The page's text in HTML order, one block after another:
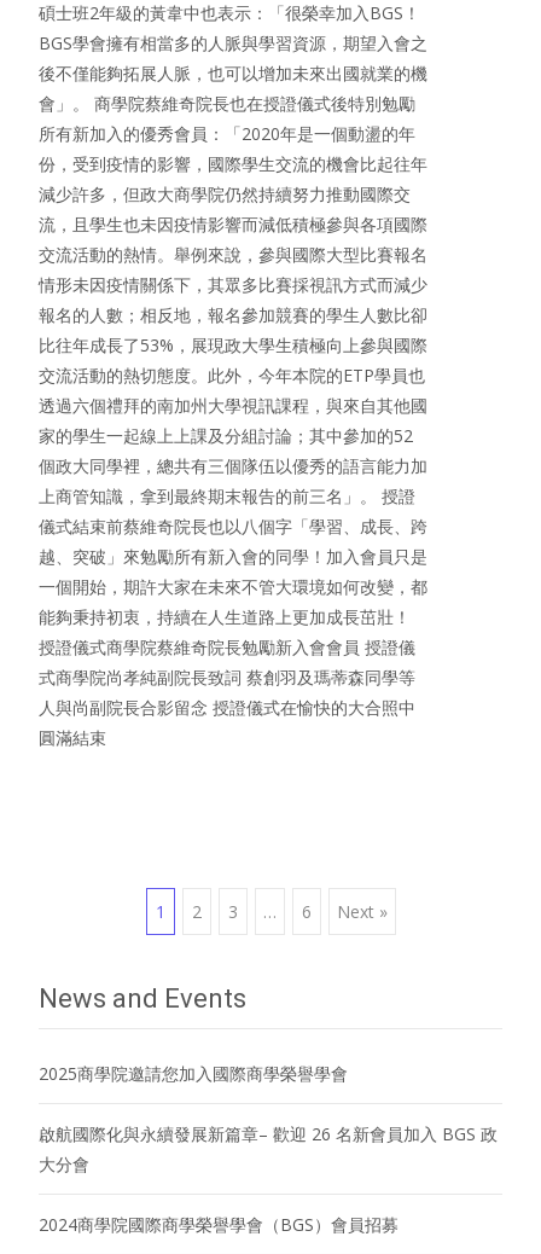
碩士班2年級的黃韋中也表示：「很榮幸加入BGS！
BGS學會擁有相當多的人脈與學習資源，期望入會之
後不僅能夠拓展人脈，也可以增加未來出國就業的機
會」。 商學院蔡維奇院長也在授證儀式後特別勉勵
所有新加入的優秀會員：「2020年是一個動盪的年
份，受到疫情的影響，國際學生交流的機會比起往年
減少許多，但政大商學院仍然持續努力推動國際交
流，且學生也未因疫情影響而減低積極參與各項國際
交流活動的熱情。舉例來說，參與國際大型比賽報名
情形未因疫情關係下，其眾多比賽採視訊方式而減少
報名的人數；相反地，報名參加競賽的學生人數比卻
比往年成長了53%，展現政大學生積極向上參與國際
交流活動的熱切態度。此外，今年本院的ETP學員也
透過六個禮拜的南加州大學視訊課程，與來自其他國
家的學生一起線上上課及分組討論；其中參加的52
個政大同學裡，總共有三個隊伍以優秀的語言能力加
上商管知識，拿到最終期末報告的前三名」。 授證
儀式結束前蔡維奇院長也以八個字「學習、成長、跨
越、突破」來勉勵所有新入會的同學！加入會員只是
一個開始，期許大家在未來不管大環境如何改變，都
能夠秉持初衷，持續在人生道路上更加成長茁壯！
授證儀式商學院蔡維奇院長勉勵新入會會員 授證儀
式商學院尚孝純副院長致詞 蔡創羽及瑪蒂森同學等
人與尚副院長合影留念 授證儀式在愉快的大合照中
圓滿結束
Posts
navigation
1 2 3 … 6 Next »
News and Events
2025商學院邀請您加入國際商學榮譽學會
啟航國際化與永續發展新篇章– 歡迎 26 名新會員加入 BGS 政
大分會
2024商學院國際商學榮譽學會（BGS）會員招募